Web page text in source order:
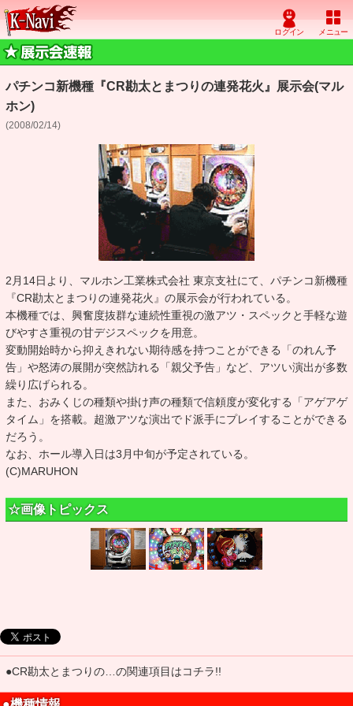
パチンコ新機種『CR勘太とまつりの連発花火』展示会(マル
ホン)
(2008/02/14)
2月14日より、マルホン工業株式会社 東京支社にて、パチンコ新機種
『CR勘太とまつりの連発花火』の展示会が行われている。
本機種では、興奮度抜群な連続性重視の激アツ・スペックと手軽な遊
びやすさ重視の甘デジスペックを用意。
変動開始時から抑えきれない期待感を持つことができる「のれん予
告」や怒涛の展開が突然訪れる「親父予告」など、アツい演出が多数
繰り広げられる。
また、おみくじの種類や掛け声の種類で信頼度が変化する「アゲアゲ
タイム」を搭載。超激アツな演出でド派手にプレイすることができる
だろう。
なお、ホール導入日は3月中旬が予定されている。
(C)MARUHON
☆画像トピックス
●CR勘太とまつりの…の関連項目はコチラ!!